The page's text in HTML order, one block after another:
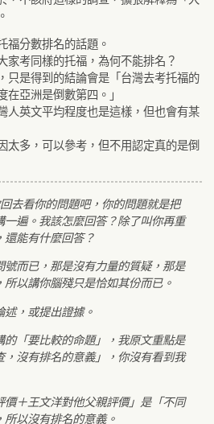
福分數排名的話題。
家考同樣的托福，為何不能排名？
只是得到的結論會是「台灣去考托福的
在亞洲是倒數第四。」
人英文平均程度也是這樣，但也會有某
太多，可以參考，但不用認定真的是倒
去看你的問題吧，你的問題就是把
一遍。我該怎麼回答？除了叫你再重
還能有什麼回答？
號而已，那是沒有力量的質疑，那是
以講你腦殘只是恰如其份而已。
述，或提出證據。
的「要比較的命題」，我原文重點是
，沒有排名的意義」，你沒有看到我
價＋王文洋對他父親評價」是「不同
所以沒有排名的意義。